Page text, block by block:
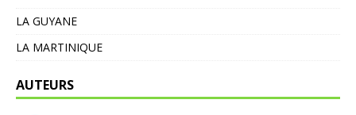
LA GUYANE
LA MARTINIQUE
AUTEURS